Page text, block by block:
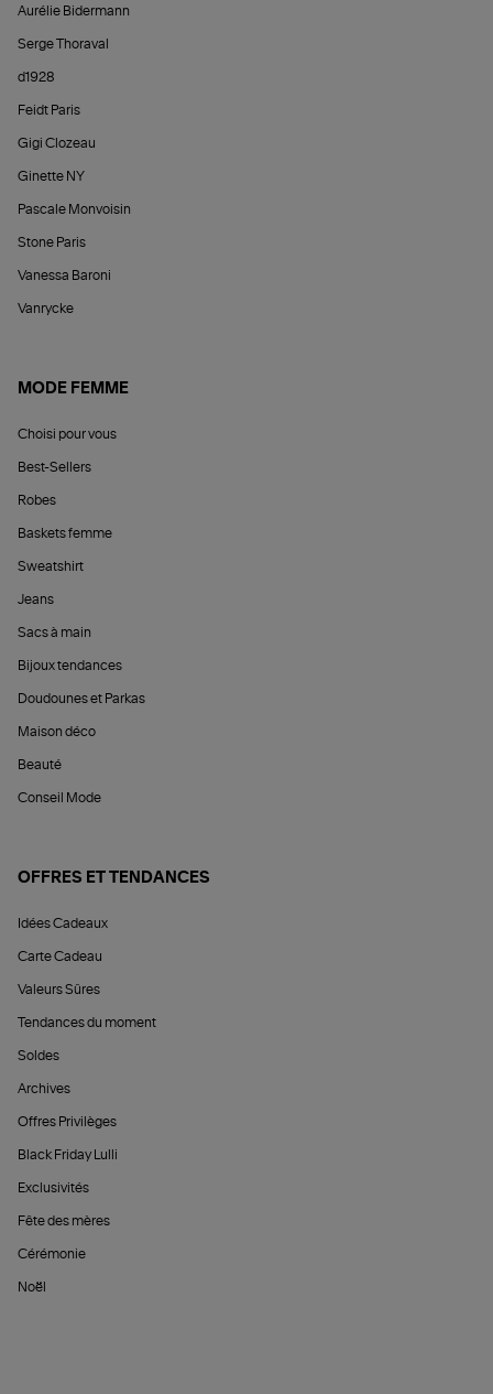
Aurélie Bidermann
Serge Thoraval
d1928
Feidt Paris
Gigi Clozeau
Ginette NY
Pascale Monvoisin
Stone Paris
Vanessa Baroni
Vanrycke
MODE FEMME
Choisi pour vous
Best-Sellers
Robes
Baskets femme
Sweatshirt
Jeans
Sacs à main
Bijoux tendances
Doudounes et Parkas
Maison déco
Beauté
Conseil Mode
OFFRES ET TENDANCES
Idées Cadeaux
Carte Cadeau
Valeurs Sûres
Tendances du moment
Soldes
Archives
Offres Privilèges
Black Friday Lulli
Exclusivités
Fête des mères
Cérémonie
Noël